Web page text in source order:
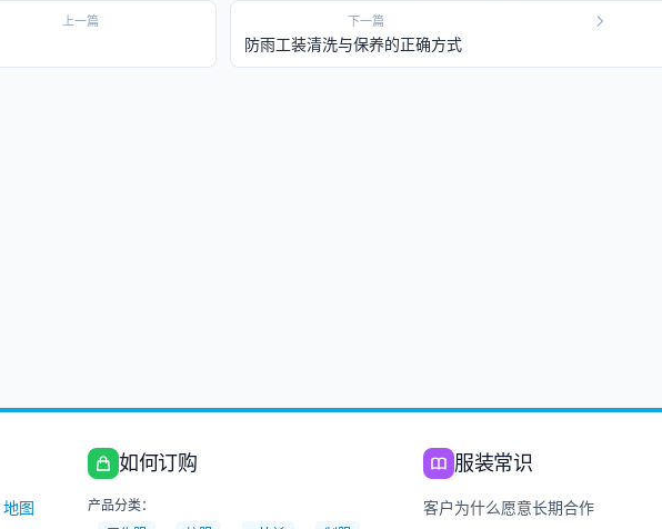
上一篇 下一篇
防雨工装清洗与保养的正确方式
地图
如何订购
产品分类：
服装常识
客户为什么愿意长期合作